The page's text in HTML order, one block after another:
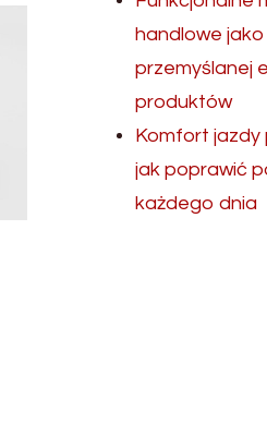
handlowe
przemyślanej
produktów
Komfort jazdy
jak poprawić
każdego dnia